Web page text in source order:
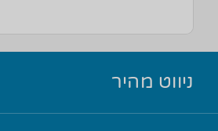
ניווט מהיר